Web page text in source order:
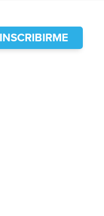
INSCRIBIRME